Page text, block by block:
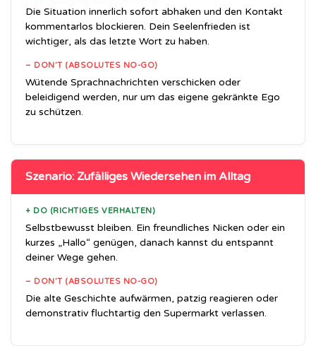
Die Situation innerlich sofort abhaken und den Kontakt
kommentarlos blockieren. Dein Seelenfrieden ist
wichtiger, als das letzte Wort zu haben.
– DON’T (ABSOLUTES NO-GO)
Wütende Sprachnachrichten verschicken oder
beleidigend werden, nur um das eigene gekränkte Ego
zu schützen.
Szenario: Zufälliges Wiedersehen im Alltag
+ DO (RICHTIGES VERHALTEN)
Selbstbewusst bleiben. Ein freundliches Nicken oder ein
kurzes „Hallo“ genügen, danach kannst du entspannt
deiner Wege gehen.
– DON’T (ABSOLUTES NO-GO)
Die alte Geschichte aufwärmen, patzig reagieren oder
demonstrativ fluchtartig den Supermarkt verlassen.